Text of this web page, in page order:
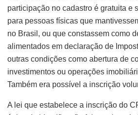
participação no cadastro é gratuita e
para pessoas físicas que
no Brasil, ou que constassem como
alimentados em declaração de
outras condições como abertura de
investimentos ou operações
Também era possível a inscrição
A lei que estabelece a inscrição do